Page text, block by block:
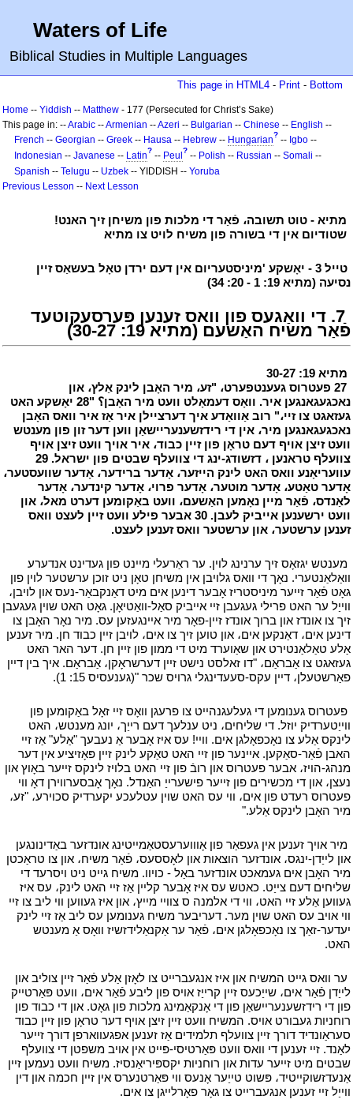
Waters of Life
Biblical Studies in Multiple Languages
This page in HTML4 - Print - Bottom
Home -- Yiddish -- Matthew - 177 (Persecuted for Christ’s Sake)
This page in: --Arabic --Armenian --Azeri -- Bulgarian -- Chinese -- English --
French -- Georgian -- Greek -- Hausa -- Hebrew -- Hungarian? -- Igbo --
Indonesian -- Javanese -- Latin? -- Peul ? -- Polish -- Russian -- Somali --
Spanish -- Telugu -- Uzbek -- YIDDISH -- Yoruba
Previous Lesson -- Next Lesson
מתיא - טוט תשובה، פֿאַר די מלכות פון משיחן זיך האנט!
שטודיום אין די בשורה פון משיח לויט צו מתיא
טייל 3 - יאָשקע 'מיניסטעריום אין דעם ירדן טאָל בעשאַס זיין
נסיעה (מתיא 19: 1 - 20: 34)
7. די וואַגעס פון וואס זענען פּערסעקוטעד
פֿאַר משיח האַשעם (מתיא 19: 30-27)
מתיא 19: 30-27
27 פעטרוס געענטפערט، "זע، מיר האָבן לינק אַלץ، און
נאכגעגאנגען איר. וואָס דעמאָלט וועט מיר האָבן؟ "28 יאָשקע האט
געזאגט צו זיי،" רוב אַוואַדע איך דערציילן איר אַז איר וואס האָבן
נאכגעגאנגען מיר، אין די רידזשענעריישאַן ווען דער זון פון מענטש
וועט זיצן אויף דעם טראָן פון זיין כבוד، איר אויך וועט זיצן אויף
צוועלף טראנען ، דזשודג-ינג די צוועלף שבטים פון ישראל. 29
עוועריאָנע וואס האט לינק הייזער، אָדער ברידער، אָדער שוועסטער،
אָדער טאַטע، אָדער מוטער، אָדער פרוי، אָדער קינדער، אָדער
לאַנדס، פֿאַר מיין נאָמען האַשעם، וועט באַקומען דערט מאל، און
וועט ירשענען אייביק לעבן. 30 אבער פילע וועט זיין לעצט וואס
זענען ערשטער، און ערשטער וואס זענען לעצט.
מענטש יגזאָס זיך ערנינג לוין. ער ראַרעלי מיינט פון געדינט אנדערע
וואַלאַנטערי. נאָך די וואס גלויבן אין משיחן טאָן ניט זוכן ערשטער לוין פון
גאָט פֿאַר זייער מיניסטריז אָבער דינען אים מיט דאַנקבאַר-נעס און לויבן،
ווייַל ער האט פרילי געגעבן זיי אייביק סאַל-וואַטיאָן. גאָט האט שוין געגעבן
זיך צו אונדז און ברוך אונדז זיין-פאָר מיר איינגעזען עס. מיר נאָר האָבן צו
דינען אים، דאַנקען אים، און טוען זיך צו אים، לויבן זיין כבוד חן. מיר זענען
אַלע טאַלאַנטירט און שאַוערד מיט די ממון פון זיין חן. דער האר האט
געזאגט צו אַבראַם، "דו זאלסט נישט זיין דערשראָקן، אַבראַם. איך בין דיין
פאַרשטעלן، דיין עקס-סעעדינגלי גרויס שכר "(גענעסיס 15: 1).
פעטרוס גענומען די געלעגנהייט צו פרעגן וואָס זיי זאָל באַקומען פון
ווייַטערדיק יוזל. די שליחים، ניט ענלעך דעם רייַך، יונג מענטש، האט
לינקס אַלע צו נאָכפאָלגן אים. וויי! עס איז אָבער אַ נעבעך "אַלע" אַז זיי
האבן פֿאַר-סאַקען. איינער פון זיי האט טאַקע לינק זיין פּאָזיציע אין דער
מנהג-הויז، אבער פעטרוס און רובֿ פון זיי האט בלויז לינקס זייער באָוץ און
נעצן، און די מכשירים פון זייער פישערייַ האַנדל. נאָך אָבסערווירן דאָ ווי
פעטרוס רעדט פון אים، ווי עס האט שוין עטלעכע יקערדיק סכוירע، "זע،
מיר האָבן לינקס אַלע."
מיר אויך זענען אין געפאַר פון אָוווערעסטאַמייטינג אונדזער באַדינונגען
און לייַדן-ינגס، אונדזער הוצאות און לאָססעס، פֿאַר משיח، און צו טראַכטן
מיר האָבן אים געמאכט אונדזער באַל - כויוו. משיח גייט ניט ויסרעד די
שליחים דעם צייַט. כאטש עס איז אָבער קליין אַז זיי האט לינק، עס איז
געווען אַלע זיי האט، ווי די אלמנה ס צוויי מייץ، און איז געווען ווי ליב צו זיי
ווי אויב עס האט שוין מער. דעריבער משיח גענומען עס ליב אַז זיי לינק
יעדער-זאַך צו נאָכפאָלגן אים، פֿאַר ער אַקנאַלידזשיז וואָס אַ מענטש
האט.
ער וואס גייט המשיח און איז אנגעברייט צו לאָזן אַלע פֿאַר זיין צוליב און
לייַדן פֿאַר אים، שייַכעס זיין קרייַז אויס פון ליבע פֿאַר אים، וועט פּאַרטייק
פון די רידזשענעריישאַן פון די אָנקאַמינג מלכות פון גאָט. און די כבוד פון
רוחניות געבורט אויס. המשיח וועט זיין זיצן אויף דער טראָן פון זיין כבוד
סעראַונדיד דורך זיין צוועלף תלמידים אַז זענען אפגעווארפן דורך זייער
לאַנד. זיי זענען די וואס וועט פּאַרטיסי-פּייט אין אויב משפטן די צוועלף
שבטים מיט זייער עדות און רוחניות יקספּיריאַנסיז. משיח וועט נעמען זיין
אַנעדזשוקייטיד، פּשוט טייַער אָנעס ווי פּאַרטנערס אין זיין חכמה און דין
ווייַל זיי זענען אנגעברייט צו גאָר פאָרלייגן צו אים.